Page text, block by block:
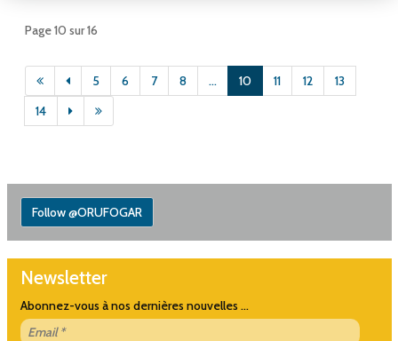
Page 10 sur 16
5 6 7 8 ... 10 11 12
13
14
Follow @ORUFOGAR
Newsletter
Abonnez-vous à nos dernières nouvelles ...